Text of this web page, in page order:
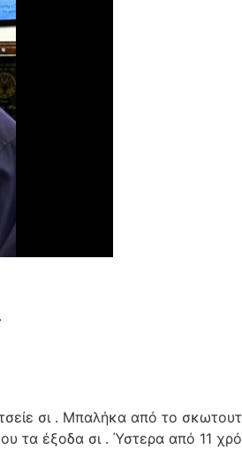
σι . Μπαλήκα από το
τα έξοδα σι . Ύστερα από 11